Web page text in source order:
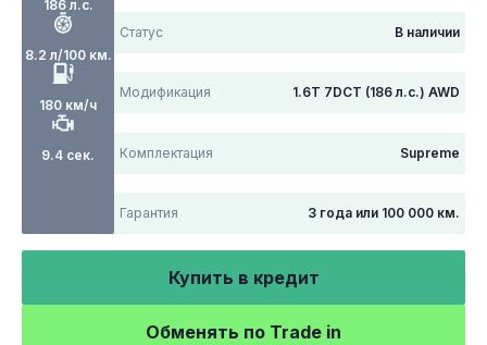
186 л.с.
8.2 л/100 км.
180 км/ч
9.4 сек.
Статус В наличии
Модификация 1.6T 7DCT (186 л.с.) AWD
Комплектация Supreme
Гарантия 3 года или 100 000 км.
Купить в кредит
Обменять по Trade in